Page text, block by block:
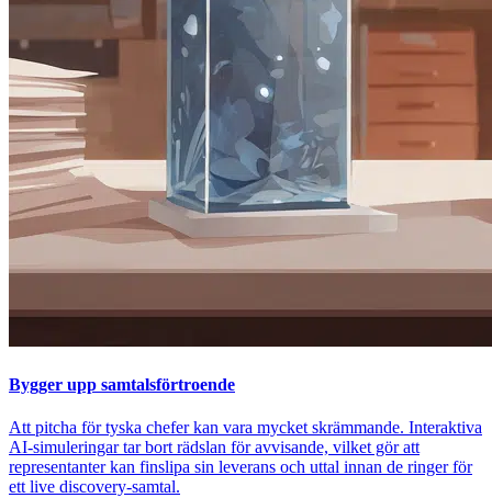
Bygger upp samtalsförtroende
Att pitcha för tyska chefer kan vara mycket skrämmande. Interaktiva
AI-simuleringar tar bort rädslan för avvisande, vilket gör att
representanter kan finslipa sin leverans och uttal innan de ringer för
ett live discovery-samtal.